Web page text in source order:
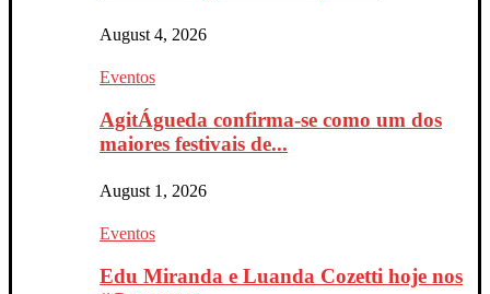
August 4, 2026
Eventos
AgitÁgueda confirma-se como um dos
maiores festivais de...
August 1, 2026
Eventos
Edu Miranda e Luanda Cozetti hoje nos